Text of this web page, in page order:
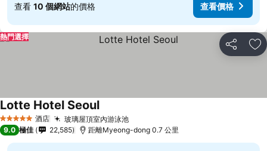
查看 10 個網站的價格 查看價格
分享 放
熱門選擇
5 星級 酒店 玻璃屋頂室內游泳池
Lotte Hotel Seoul
9.0 極佳 22,585 距離Myeong-dong 0.7 公里